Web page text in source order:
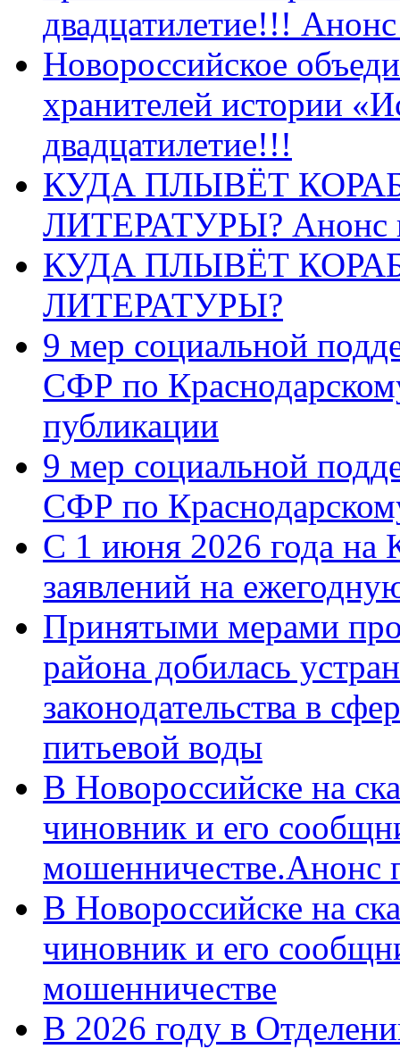
двадцатилетие!!!
Новороссийское
хранителей истории
двадцатилетие!!!
КУДА ПЛЫВЁТ
ЛИТЕРАТУРЫ? Анонс
КУДА ПЛЫВЁТ
ЛИТЕРАТУРЫ?
9 мер социальной
СФР по
публикации
9 мер социальной
СФР по
С 1 июня 2026 года на
заявлений на
Принятыми мерами
района добилась
законодательства в
питьевой воды
В Новороссийске на
чиновник и его
мошенничестве.Анонс
В Новороссийске на
чиновник и его
мошенничестве
В 2026 году в